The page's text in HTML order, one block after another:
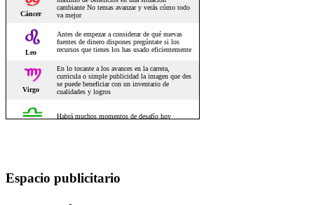
Espacio publicitario